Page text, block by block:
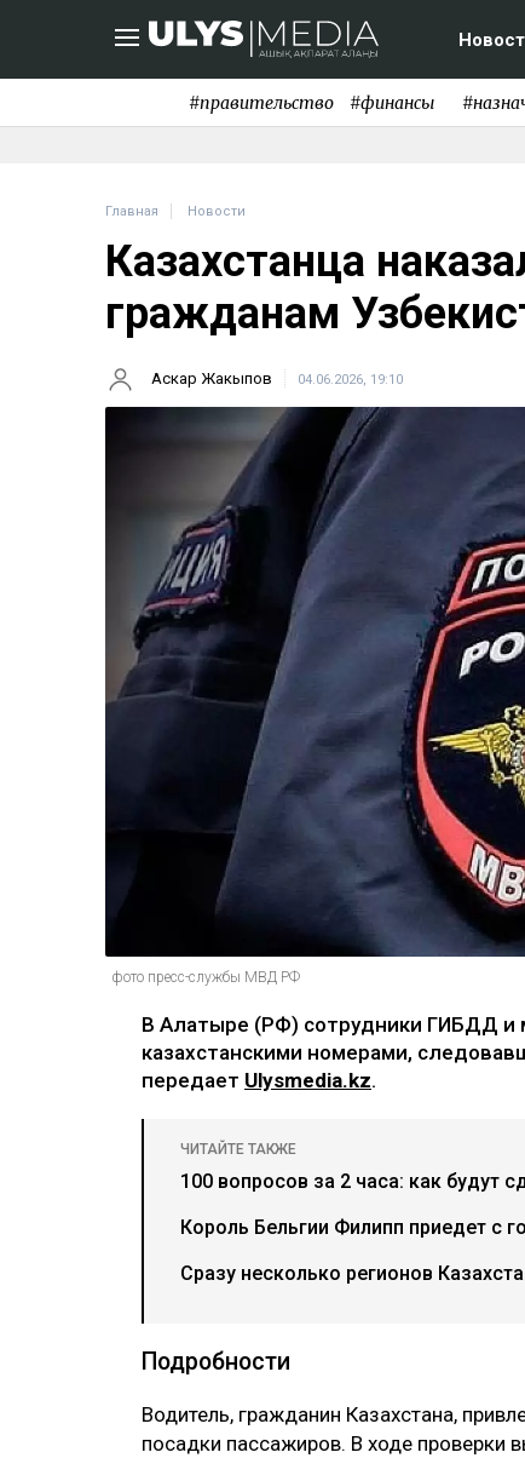
#правительство #финансы
Главная Новости
Казахстанца
гражданам
Аскар Жакыпов 04.06.2026, 19:10
фото пресс-службы МВД РФ
В Алатыре (РФ) сотрудники ГИБДД и
казахстанскими номерами,
передает Ulysmedia.kz.
ЧИТАЙТЕ ТАКЖЕ
100 вопросов за 2 часа: как будут
Король Бельгии Филипп приедет с
Сразу несколько регионов
Подробности
Водитель, гражданин Казахстана,
посадки пассажиров. В ходе проверки